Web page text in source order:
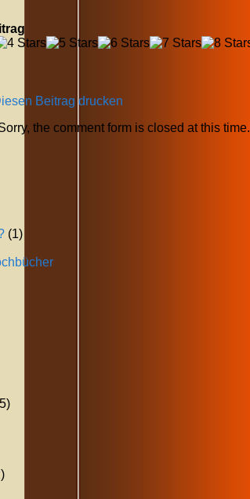
Beitrag drucken
the comment form is closed at this time.
(1)